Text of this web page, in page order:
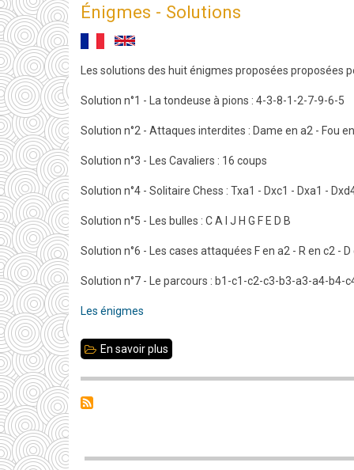
Énigmes - Solutions
Les solutions des huit énigmes proposées proposées
Solution n°1 - La tondeuse à pions : 4-3-8-1-2-7-9-6-5
Solution n°2 - Attaques interdites : Dame en a2 - Fou
Solution n°3 - Les Cavaliers : 16 coups
Solution n°4 - Solitaire Chess : Txa1 - Dxc1 - Dxa1 -
Solution n°5 - Les bulles : C A I J H G F E D B
Solution n°6 - Les cases attaquées F en a2 - R en c2 - D
Solution n°7 - Le parcours : b1-c1-c2-c3-b3-a3-a4-b4-
Les énigmes
En savoir plus